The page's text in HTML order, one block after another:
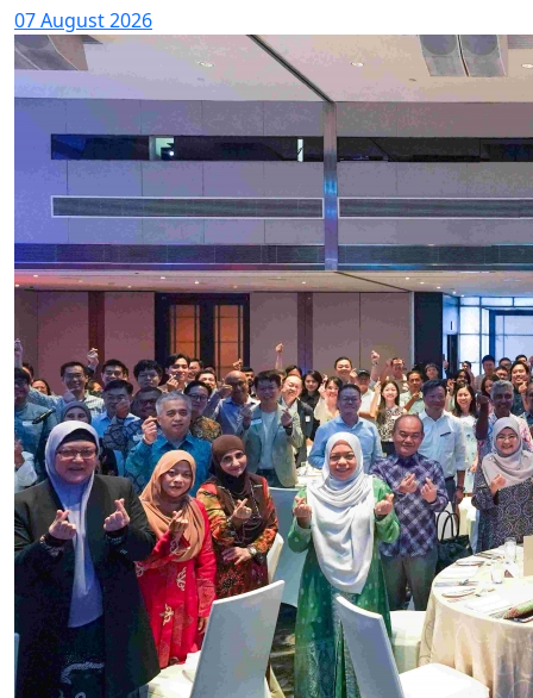
07 August 2026